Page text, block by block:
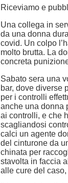
Riceviamo e
Una collega in
da una donna
covid. Un colpo
molto brutta. La
concreta
Sabato sera una
bar, dove diverse
per i controlli
anche una donna
ai controlli, e che
scagliandosi
calci un agente
del cinturone da
chinata per
stavolta in faccia
alle cure del